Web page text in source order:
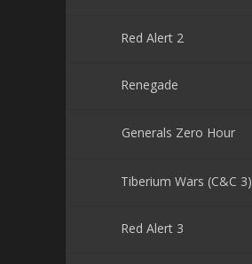
Red Alert 2
Renegade
Generals Zero Hour
Tiberium Wars (C&C 3)
Red Alert 3